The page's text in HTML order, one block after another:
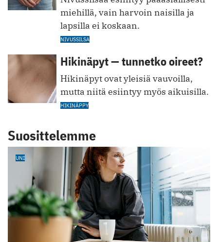
miehillä, vain harvoin naisilla ja
lapsilla ei koskaan.
NIVUSSILSA
Hikinäpyt — tunnetko oireet?
Hikinäpyt ovat yleisiä vauvoilla,
mutta niitä esiintyy myös aikuisilla.
HIKINÄPPY
Suosittelemme
UNI